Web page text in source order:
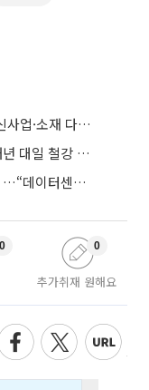
에코프로, 영업익 전년比 102.7%↑…신사업·소재 다각화 박차
日, 한국산 도금강판 덤핑 예비판정…내년 대일 철강 수출 ‘빨간불’
HD현대일렉트릭, 2분기 영업익 37%↑…“데이터센터 사업, 새로운 성장 축”
0
추가취재 원해요
0